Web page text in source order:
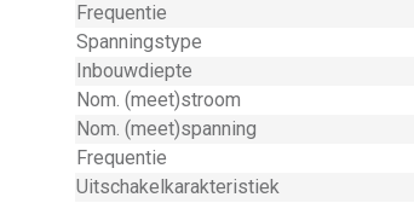
Frequentie
Spanningstype
Inbouwdiepte
Nom. (meet)stroom
Nom. (meet)spanning
Frequentie
Uitschakelkarakteristiek